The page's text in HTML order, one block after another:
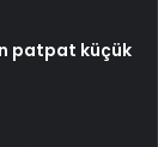
patpat küçük